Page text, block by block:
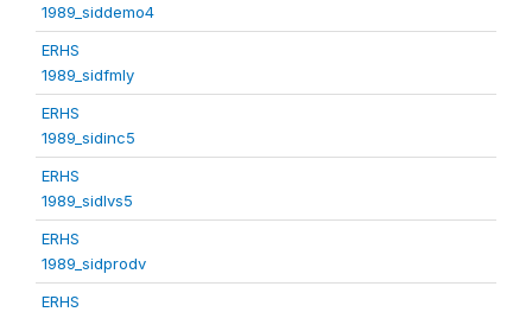
1989_siddemo4
ERHS
1989_sidfmly
ERHS
1989_sidinc5
ERHS
1989_sidlvs5
ERHS
1989_sidprodv
ERHS